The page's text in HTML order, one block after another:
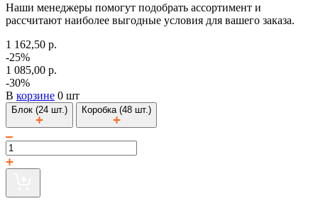
Наши менеджеры помогут подобрать ассортимент и
рассчитают наиболее выгодные условия для вашего заказа.
1 162,50 р.
-25%
1 085,00 р.
-30%
В корзине 0 шт
Блок (24 шт.) Коробка (48 шт.)